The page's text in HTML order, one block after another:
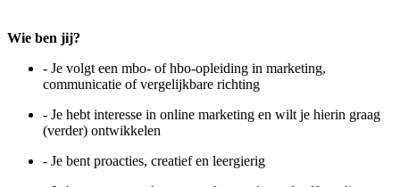
Wie ben jij?
- Je volgt een mbo- of hbo-opleiding in marketing,
communicatie of vergelijkbare richting
- Je hebt interesse in online marketing en wilt je hierin graag
(verder) ontwikkelen
- Je bent proacties, creatief en leergierig